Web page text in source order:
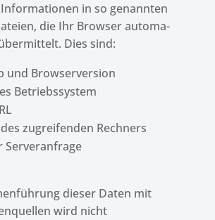
in so genann­ten
die Ihr Brow­ser auto­ma­
Dies sind:
und Browserversion
Betriebssystem
zugrei­fen­den Rechners
Serveranfrage
dieser Daten mit
wird nicht